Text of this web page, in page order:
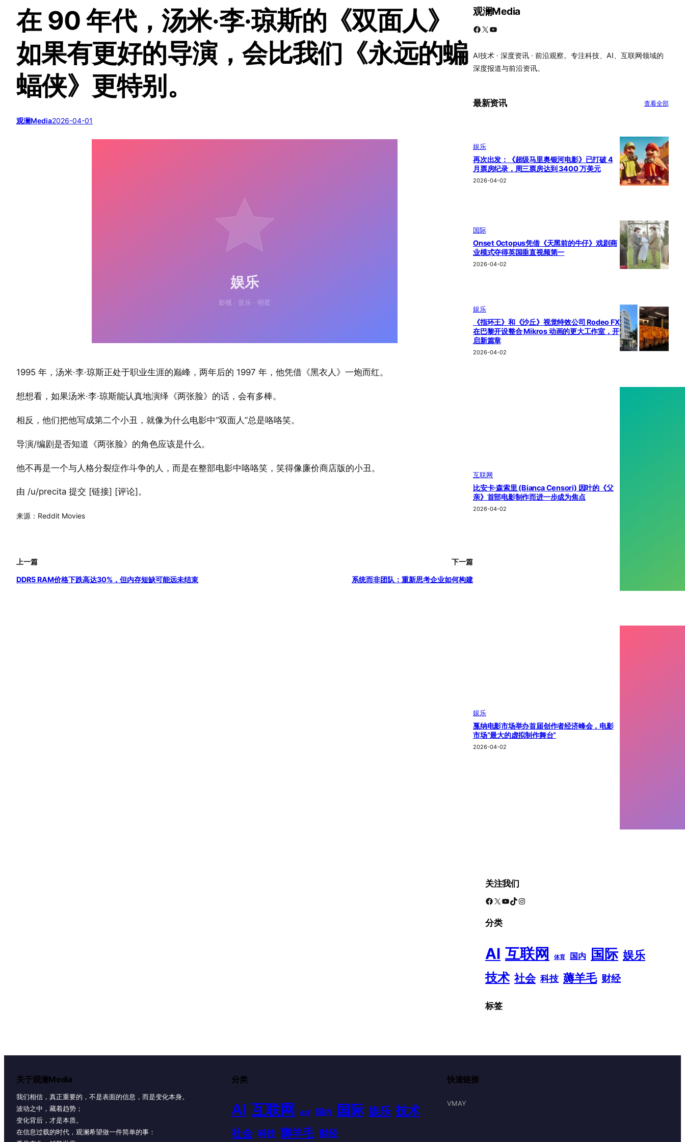
在 90 年代，汤米·李·琼斯的《双面人》
如果有更好的导演，会比我们《永远的蝙
蝠侠》更特别。
观澜Media2026-04-01
1995 年，汤米·李·琼斯正处于职业生涯的巅峰，两年后的 1997 年，他凭借《黑衣人》一炮而红。
想想看，如果汤米·李·琼斯能认真地演绎《两张脸》的话，会有多棒。
相反，他们把他写成第二个小丑，就像为什么电影中“双面人”总是咯咯笑。
导演/编剧是否知道《两张脸》的角色应该是什么。
他不再是一个与人格分裂症作斗争的人，而是在整部电影中咯咯笑，笑得像廉价商店版的小丑。
由 /u/precita 提交 [链接] [评论]。
来源：Reddit Movies
上一篇
DDR5 RAM价格下跌高达30%，但内存短缺可能远未结束
下一篇
系统而非团队：重新思考企业如何构建
观澜Media
Facebook X YouTube
AI技术 · 深度资讯 · 前沿观察。专注科技、AI、互联网领域的
深度报道与前沿资讯。
最新资讯 查看全部
娱乐
再次出发：《超级马里奥银河电影》已打破 4
月票房纪录，周三票房达到 3400 万美元
2026-04-02
国际
Onset Octopus凭借《天黑前的牛仔》戏剧商
业模式夺得英国垂直视频第一
2026-04-02
娱乐
《指环王》和《沙丘》视觉特效公司 Rodeo FX
在巴黎开设整合 Mikros 动画的更大工作室，开
启新篇章
2026-04-02
互联网
比安卡·森索里 (Bianca Censori) 因叶的《父
亲》首部电影制作而进一步成为焦点
2026-04-02
娱乐
戛纳电影市场举办首届创作者经济峰会，电影
市场“最大的虚拟制作舞台”
2026-04-02
关注我们
Facebook X YouTube TikTok Instagram
分类
AI 互联网 体育 国内 国际 娱乐
技术 社会 科技 薅羊毛 财经
标签
关于观澜Media
我们相信，真正重要的，不是表面的信息，而是变化本身。
波动之中，藏着趋势；
变化背后，才是本质。
在信息过载的时代，观澜希望做一件简单的事：
分类
AI 互联网 体育 国内 国际 娱乐 技术
社会 科技 薅羊毛 财经
快速链接
VMAY